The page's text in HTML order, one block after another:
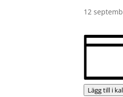
12
Lägg till i